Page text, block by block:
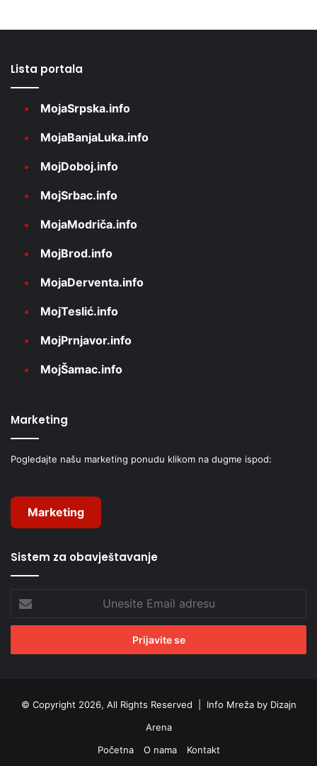
Lista portala
MojaSrpska.info
MojaBanjaLuka.info
MojDoboj.info
MojSrbac.info
MojaModriča.info
MojBrod.info
MojaDerventa.info
MojTeslić.info
MojPrnjavor.info
MojŠamac.info
Marketing
Pogledajte našu marketing ponudu klikom na dugme ispod:
Marketing
Sistem za obavještavanje
Email
adresu
© Copyright 2026, All Rights Reserved | Info Mreža by Dizajn
Arena
Početna
O nama Kontakt